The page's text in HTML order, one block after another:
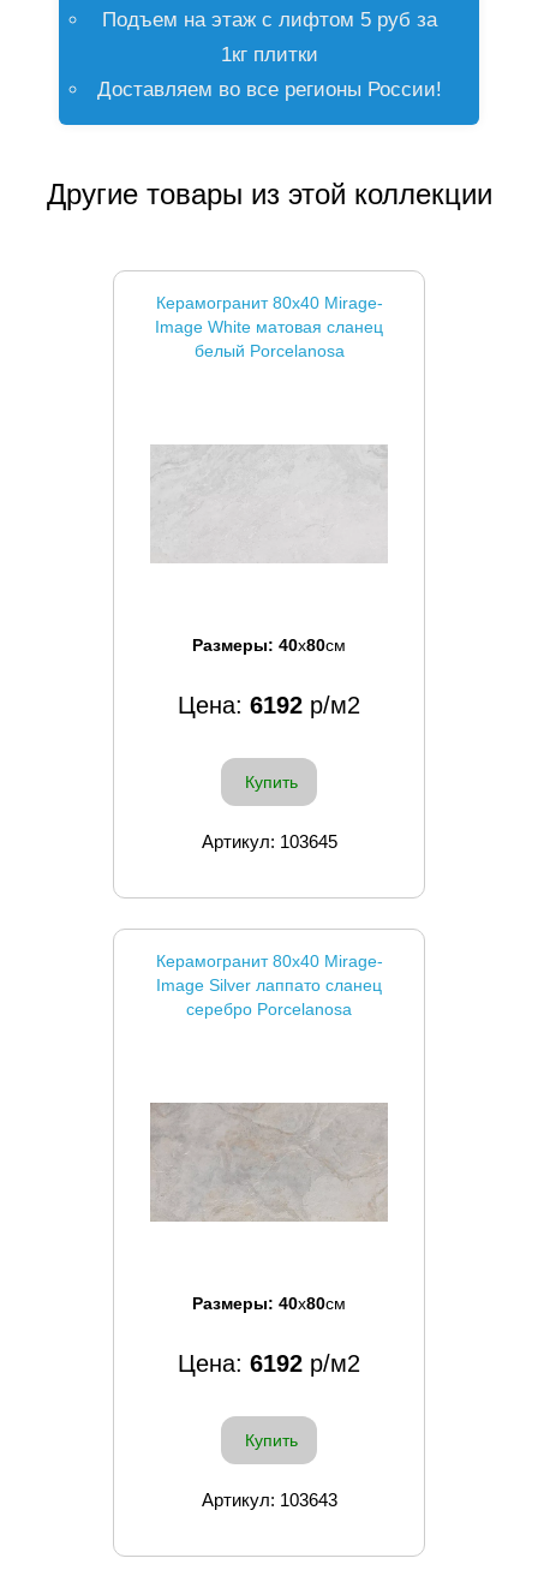
Подъем на этаж с лифтом 5 руб за
1кг плитки
Доставляем во все регионы России!
Другие товары из этой коллекции
Керамогранит 80x40 Mirage-
Image White матовая сланец
белый Porcelanosa
Размеры: 40x80см
Цена: 6192 р/м2
Купить
Артикул: 103645
Керамогранит 80x40 Mirage-
Image Silver лаппато сланец
серебро Porcelanosa
Размеры: 40x80см
Цена: 6192 р/м2
Купить
Артикул: 103643